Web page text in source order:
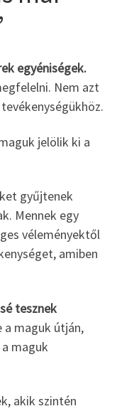
egyéniségek.
Nem azt
jelölik ki a
gyűjtenek
Mennek egy
véleményektől
amiben
tesznek
a maguk útján,
maguk
akik szintén